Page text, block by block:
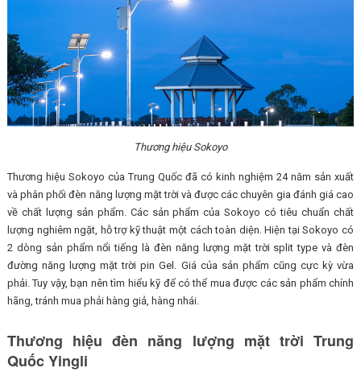
Thương hiệu Sokoyo
Thương hiệu Sokoyo của Trung Quốc đã có kinh nghiệm 24 năm sản xuất
và phân phối đèn năng lượng mặt trời và được các chuyên gia đánh giá cao
về chất lượng sản phẩm. Các sản phẩm của Sokoyo có tiêu chuẩn chất
lượng nghiêm ngặt, hỗ trợ kỹ thuật một cách toàn diện. Hiện tại Sokoyo có
2 dòng sản phẩm nổi tiếng là đèn năng lượng mặt trời split type và đèn
đường năng lượng mặt trời pin Gel. Giá của sản phẩm cũng cực kỳ vừa
phải. Tuy vậy, bạn nên tìm hiểu kỹ để có thể mua được các sản phẩm chính
hãng, tránh mua phải hàng giả, hàng nhái.
Thương hiệu đèn năng lượng mặt trời Trung
Quốc Yingli